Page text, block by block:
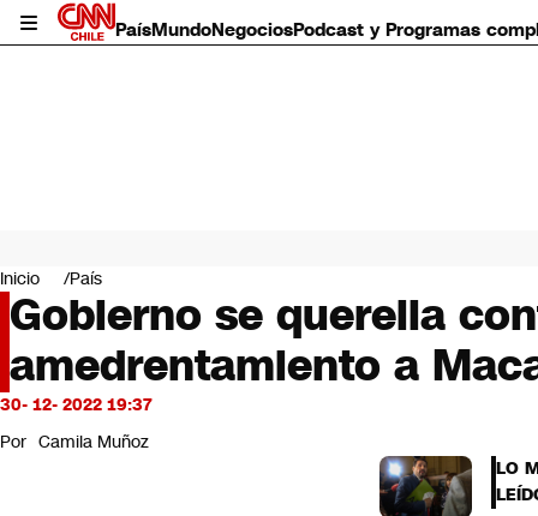
PaísMundoNegociosPodcast y Programas
Mundo
Negocios
Deportes
Programas completos
Cultura
Servicios
Bits
CNN Data
Inicio País
Gobierno se querella
amedrentamiento a
30- 12- 2022 19:37
Por Camila Muñoz
LO